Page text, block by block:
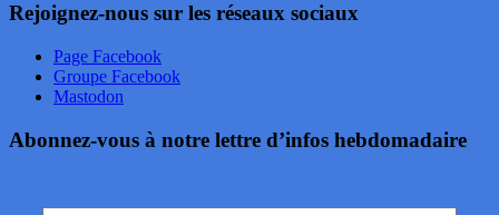
Rejoignez-nous sur les réseaux sociaux
Page Facebook
Groupe Facebook
Mastodon
Abonnez-vous à notre lettre d’infos hebdomadaire